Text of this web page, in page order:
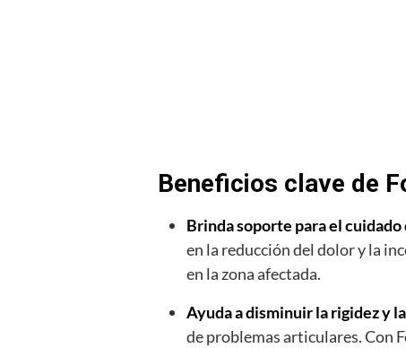
Beneficios clave de
Brinda soporte para el
en la reducción del dolor y la
en la zona afectada.
Ayuda a disminuir la rigidez y
de problemas articulares. Con